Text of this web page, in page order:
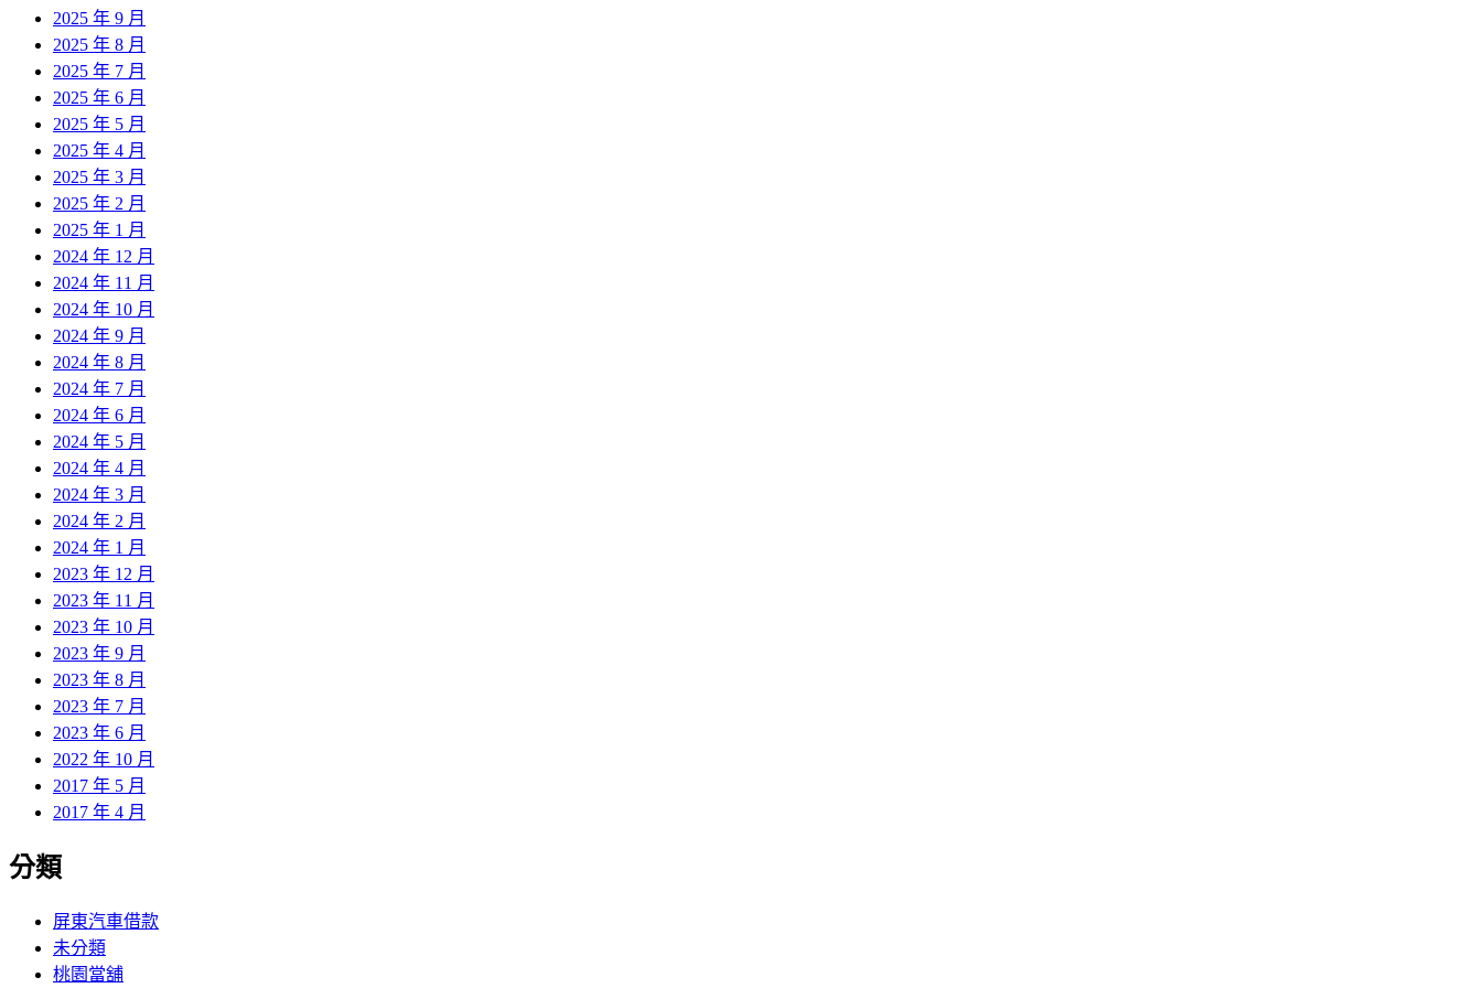
2025 年 9 月
2025 年 8 月
2025 年 7 月
2025 年 6 月
2025 年 5 月
2025 年 4 月
2025 年 3 月
2025 年 2 月
2025 年 1 月
2024 年 12 月
2024 年 11 月
2024 年 10 月
2024 年 9 月
2024 年 8 月
2024 年 7 月
2024 年 6 月
2024 年 5 月
2024 年 4 月
2024 年 3 月
2024 年 2 月
2024 年 1 月
2023 年 12 月
2023 年 11 月
2023 年 10 月
2023 年 9 月
2023 年 8 月
2023 年 7 月
2023 年 6 月
2022 年 10 月
2017 年 5 月
2017 年 4 月
分類
屏東汽車借款
未分類
桃園當舖